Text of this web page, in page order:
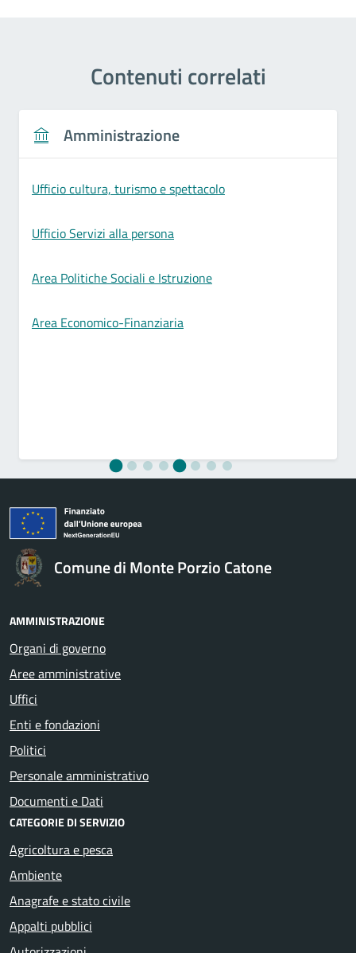
Contenuti correlati
Amministrazione
Ufficio cultura, turismo e spettacolo
Ufficio Servizi alla persona
Area Politiche Sociali e Istruzione
Area Economico-Finanziaria
Comune di Monte Porzio Catone
AMMINISTRAZIONE
Organi di governo
Aree amministrative
Uffici
Enti e fondazioni
Politici
Personale amministrativo
Documenti e Dati
CATEGORIE DI SERVIZIO
Agricoltura e pesca
Ambiente
Anagrafe e stato civile
Appalti pubblici